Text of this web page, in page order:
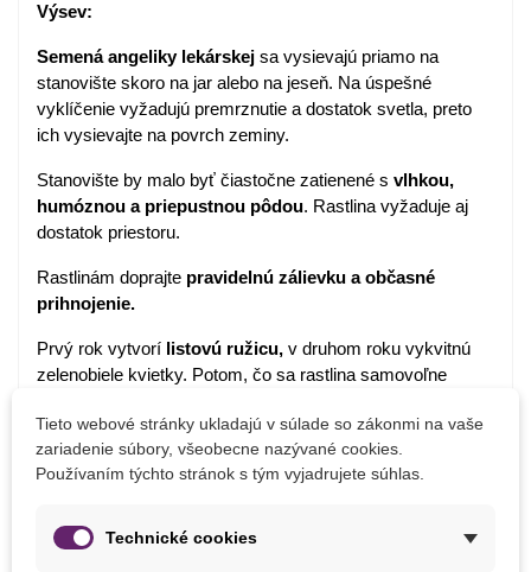
Výsev:
Semená angeliky lekárskej sa vysievajú priamo na
stanovište skoro na jar alebo na jeseň. Na úspešné
vyklíčenie vyžadujú premrznutie a dostatok svetla, preto
ich vysievajte na povrch zeminy.
Stanovište by malo byť čiastočne zatienené s vlhkou,
humóznou a priepustnou pôdou. Rastlina vyžaduje aj
dostatok priestoru.
Rastlinám doprajte pravidelnú zálievku a občasné
prihnojenie.
Prvý rok vytvorí listovú ružicu, v druhom roku vykvitnú
zelenobiele kvietky. Potom, čo sa rastlina samovoľne
Detaily produktu
PARAMETRE
Tieto webové stránky ukladajú v súlade so zákonmi na vaše
zariadenie súbory, všeobecne nazývané cookies.
Používaním týchto stránok s tým vyjadrujete súhlas.
Technické cookies